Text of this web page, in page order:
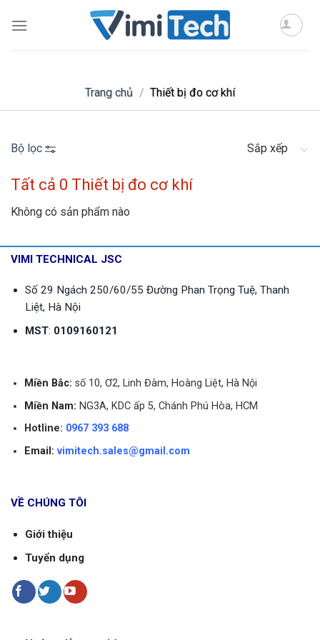
Trang chủ / Thiết bị đo cơ khí
Bộ lọc Sắp xếp
Tất cả 0 Thiết bị đo cơ khí
Không có sản phẩm nào
VIMI TECHNICAL JSC
Số 29 Ngách 250/60/55 Đường Phan Trọng Tuệ, Thanh
Liệt, Hà Nội
MST: 0109160121
Miền Bắc: số 10, Ơ2, Linh Đàm, Hoàng Liệt, Hà Nội
Miền Nam: NG3A, KDC ấp 5, Chánh Phú Hòa, HCM
Hotline: 0967 393 688
Email: vimitech.sales@gmail.com
VỀ CHÚNG TÔI
Giới thiệu
Tuyển dụng